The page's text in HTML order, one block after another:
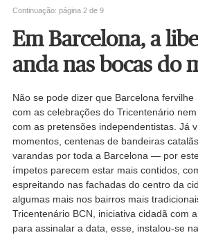
Continuação: página 2 de 9
Em Barcelona, a
anda nas bocas do
Não se pode dizer que Barcelona fervilhe
com as celebrações do Tricentenário nem
com as pretensões independentistas. Já
momentos, centenas de bandeiras
varandas por toda a Barcelona — por
ímpetos parecem estar mais contidos,
espreitando nas fachadas do centro da
algumas mais nos bairros mais
Tricentenário BCN, iniciativa cidadã com
para assinalar a data, esse, instalou-se